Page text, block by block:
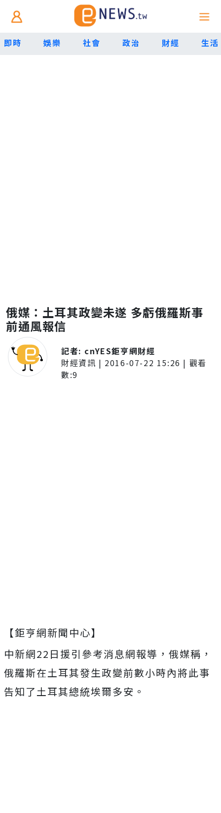
即時 娛樂 社會 政治 財經 生活
俄媒：土耳其政變未遂 多虧俄羅斯事
前通風報信
記者: cnYES鉅亨網財經
財經資訊 | 2016-07-22 15:26 | 觀看
數:9
【鉅亨網新聞中心】
中新網22日援引參考消息網報導，俄媒稱，
俄羅斯在土耳其發生政變前數小時內將此事
告知了土耳其總統埃爾多安。